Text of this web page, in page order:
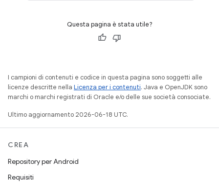
Questa pagina è stata utile?
I campioni di contenuti e codice in questa pagina sono soggetti alle
licenze descritte nella Licenza per i contenuti. Java e OpenJDK sono
marchi o marchi registrati di Oracle e/o delle sue società consociate.
Ultimo aggiornamento 2026-06-18 UTC.
CREA
Repository per Android
Requisiti